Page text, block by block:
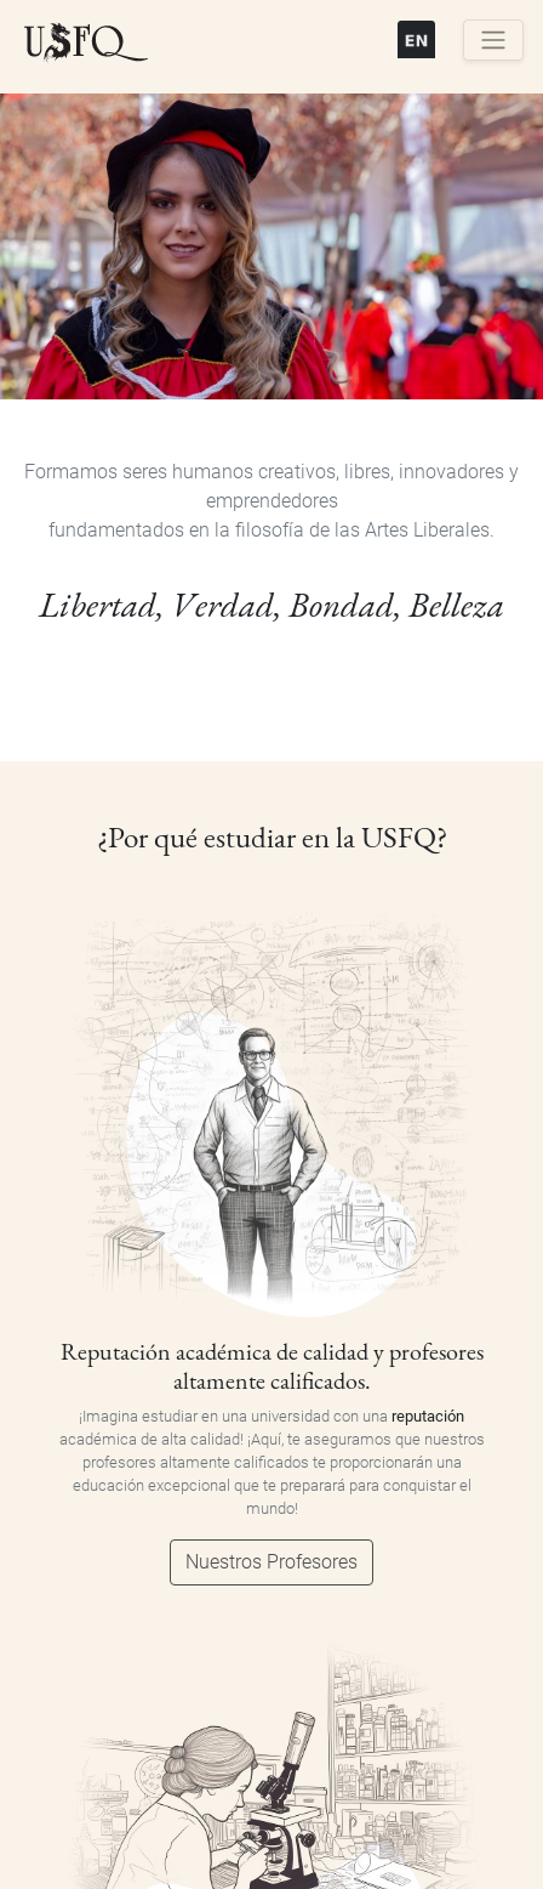
principal
Previous Next
Formamos seres humanos creativos, libres, innovadores y
emprendedores
fundamentados en la filosofía de las Artes Liberales.
Libertad, Verdad, Bondad, Belleza
¿Por qué estudiar en la USFQ?
Reputación académica de calidad y profesores
altamente calificados.
¡Imagina estudiar en una universidad con una reputación
académica de alta calidad! ¡Aquí, te aseguramos que nuestros
profesores altamente calificados te proporcionarán una
educación excepcional que te preparará para conquistar el
mundo!
Nuestros Profesores